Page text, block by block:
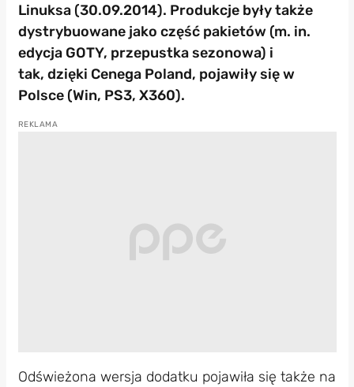
Linuksa (30.09.2014). Produkcje były także
dystrybuowane jako część pakietów (m. in.
edycja GOTY, przepustka sezonowa) i
tak, dzięki Cenega Poland, pojawiły się w
Polsce (Win, PS3, X360).
Odświeżona wersja dodatku pojawiła się także na